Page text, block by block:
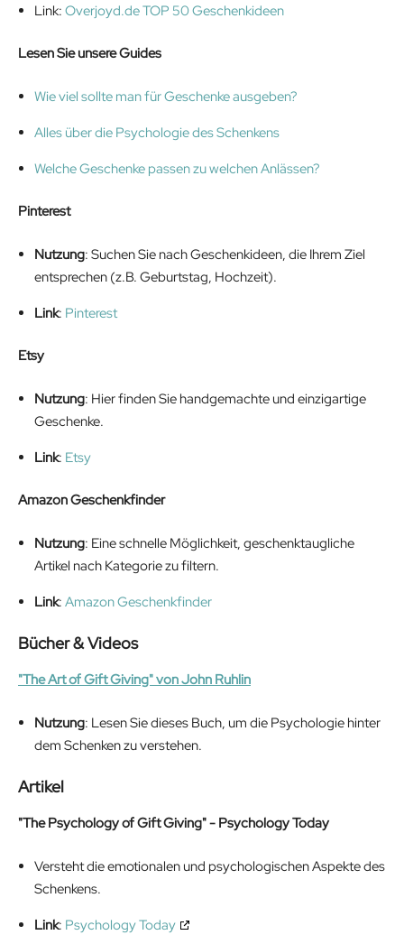
Link: Overjoyd.de TOP 50 Geschenkideen
Lesen Sie unsere Guides
Wie viel sollte man für Geschenke ausgeben?
Alles über die Psychologie des Schenkens
Welche Geschenke passen zu welchen Anlässen?
Pinterest
Nutzung: Suchen Sie nach Geschenkideen, die Ihrem Ziel
entsprechen (z.B. Geburtstag, Hochzeit).
Link: Pinterest
Etsy
Nutzung: Hier finden Sie handgemachte und einzigartige
Geschenke.
Link: Etsy
Amazon Geschenkfinder
Nutzung: Eine schnelle Möglichkeit, geschenktaugliche
Artikel nach Kategorie zu filtern.
Link: Amazon Geschenkfinder
Bücher & Videos
"The Art of Gift Giving" von John Ruhlin
Nutzung: Lesen Sie dieses Buch, um die Psychologie hinter
dem Schenken zu verstehen.
Artikel
"The Psychology of Gift Giving" - Psychology Today
Versteht die emotionalen und psychologischen Aspekte des
Schenkens.
Link: Psychology Today